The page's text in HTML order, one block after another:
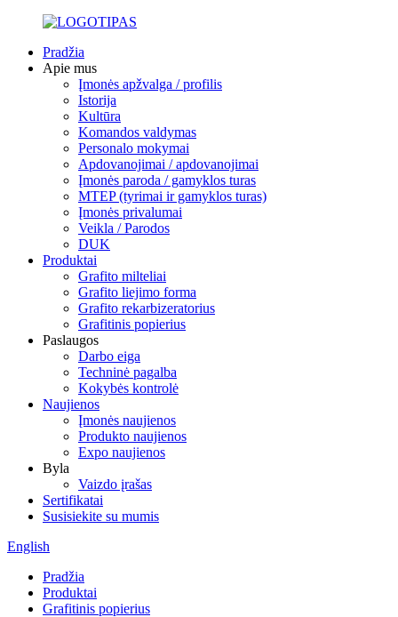
Pradžia
Apie mus
Įmonės apžvalga / profilis
Istorija
Kultūra
Komandos valdymas
Personalo mokymai
Apdovanojimai / apdovanojimai
Įmonės paroda / gamyklos turas
MTEP (tyrimai ir gamyklos turas)
Įmonės privalumai
Veikla / Parodos
DUK
Produktai
Grafito milteliai
Grafito liejimo forma
Grafito rekarbizeratorius
Grafitinis popierius
Paslaugos
Darbo eiga
Techninė pagalba
Kokybės kontrolė
Naujienos
Įmonės naujienos
Produkto naujienos
Expo naujienos
Byla
Vaizdo įrašas
Sertifikatai
Susisiekite su mumis
English
Pradžia
Produktai
Grafitinis popierius